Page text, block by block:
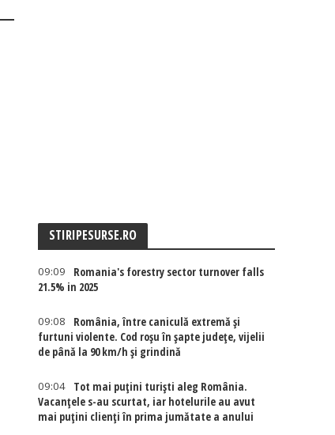
STIRIPESURSE.RO
09:09
Romania's forestry sector turnover falls
21.5% in 2025
09:08
România, între caniculă extremă și
furtuni violente. Cod roșu în șapte județe, vijelii
de până la 90 km/h și grindină
09:04
Tot mai puțini turiști aleg România.
Vacanțele s-au scurtat, iar hotelurile au avut
mai puțini clienți în prima jumătate a anului